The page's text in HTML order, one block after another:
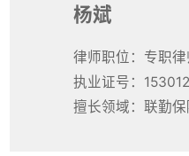
杨斌
律师职位：专职律
执业证号：
擅长领域：联勤